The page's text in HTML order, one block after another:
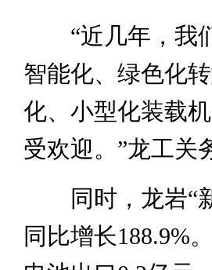
“近几年，我们
智能化、绿色化
化、小型化装载
受欢迎。”龙工关
同时，龙岩“新
同比增长188.9%